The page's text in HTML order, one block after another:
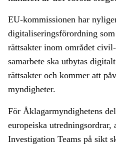
EU-kommissionen har
digitaliseringsförordning
rättsakter inom området
samarbete ska utbytas
rättsakter och kommer att
myndigheter.
För Åklagarmyndighetens
europeiska utredningsordrar,
Investigation Teams på sikt